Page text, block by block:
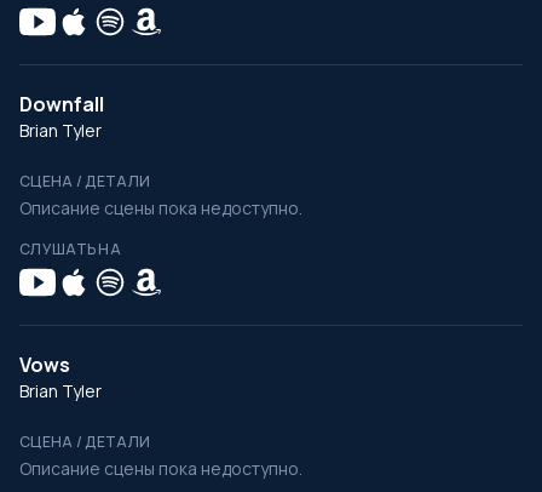
Downfall
Brian Tyler
СЦЕНА / ДЕТАЛИ
Описание сцены пока недоступно.
СЛУШАТЬ НА
Vows
Brian Tyler
СЦЕНА / ДЕТАЛИ
Описание сцены пока недоступно.